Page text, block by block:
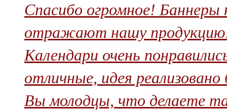
Cпасибо огромное! Баннеры
отражают нашу продукцию.
Календари очень
отличные, идея
Вы молодцы, что делаете